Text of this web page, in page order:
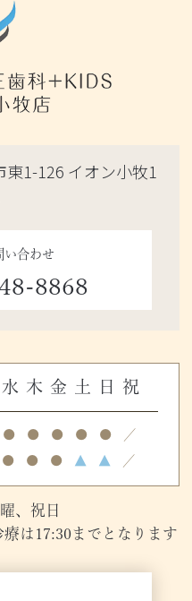
1-126 イオン小牧1
い合わせ
8868
水 木 金 土 日 祝
● ● ● ● ● ／
● ● ● ▲ ▲ ／
、祝日
は17:30までとなります